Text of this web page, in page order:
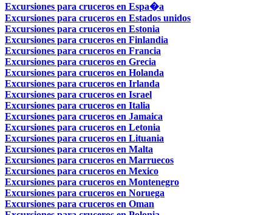
Excursiones para cruceros en Espa�a
Excursiones para cruceros en Estados unidos
Excursiones para cruceros en Estonia
Excursiones para cruceros en Finlandia
Excursiones para cruceros en Francia
Excursiones para cruceros en Grecia
Excursiones para cruceros en Holanda
Excursiones para cruceros en Irlanda
Excursiones para cruceros en Israel
Excursiones para cruceros en Italia
Excursiones para cruceros en Jamaica
Excursiones para cruceros en Letonia
Excursiones para cruceros en Lituania
Excursiones para cruceros en Malta
Excursiones para cruceros en Marruecos
Excursiones para cruceros en Mexico
Excursiones para cruceros en Montenegro
Excursiones para cruceros en Noruega
Excursiones para cruceros en Oman